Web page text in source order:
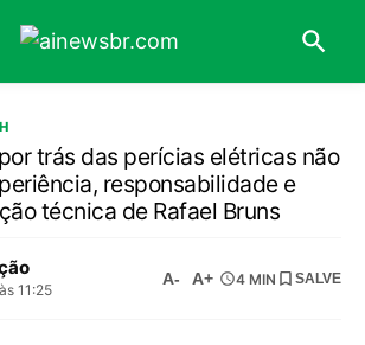
trás das perícias elétricas não
responsabilidade e
técnica de Rafael Bruns
11:25
A- A+ 4 MIN SALVE